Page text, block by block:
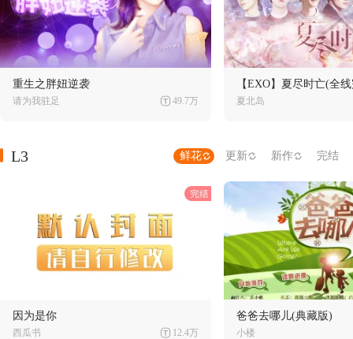
重生之胖妞逆袭
请为我驻足 49.7万
【EXO】夏尽时亡(全
夏北岛
L3 鲜花 更新 新作 完结
因为是你
西瓜书 12.4万
爸爸去哪儿(典藏版)
小楼